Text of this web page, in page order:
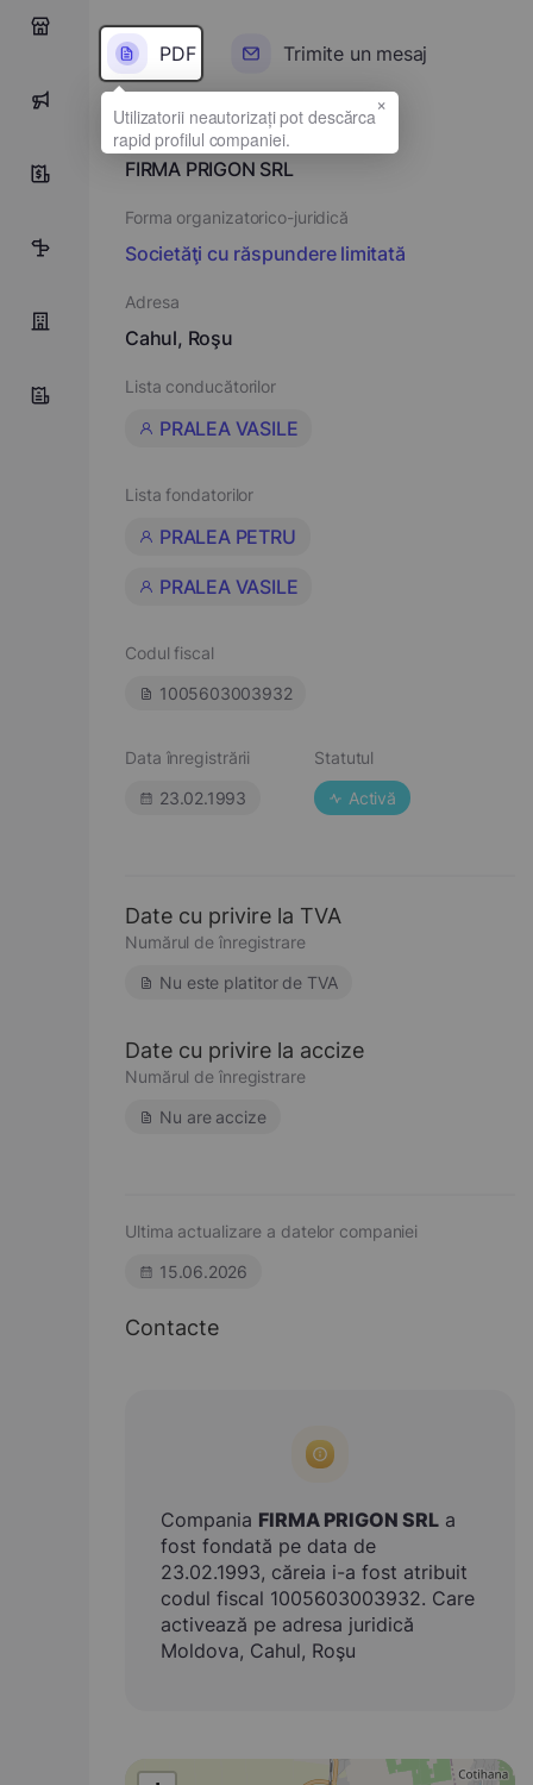
2
2
PDF Trimite un mesaj
Denumirea completă
FIRMA PRIGON SRL
Forma organizatorico-juridică
Societăţi cu răspundere limitată
Adresa
Cahul, Roşu
Lista conducătorilor
PRALEA VASILE
Lista fondatorilor
PRALEA PETRU
PRALEA VASILE
Codul fiscal
1005603003932
Data înregistrării
23.02.1993
Statutul
Activă
Date cu privire la TVA
Numărul de înregistrare
Nu este platitor de TVA
Date cu privire la accize
Numărul de înregistrare
Nu are accize
Ultima actualizare a datelor companiei
15.06.2026
Contacte
Compania FIRMA PRIGON SRL a
fost fondată pe data de
23.02.1993, căreia i-a fost atribuit
codul fiscal 1005603003932. Care
activează pe adresa juridică
Moldova, Cahul, Roşu
×